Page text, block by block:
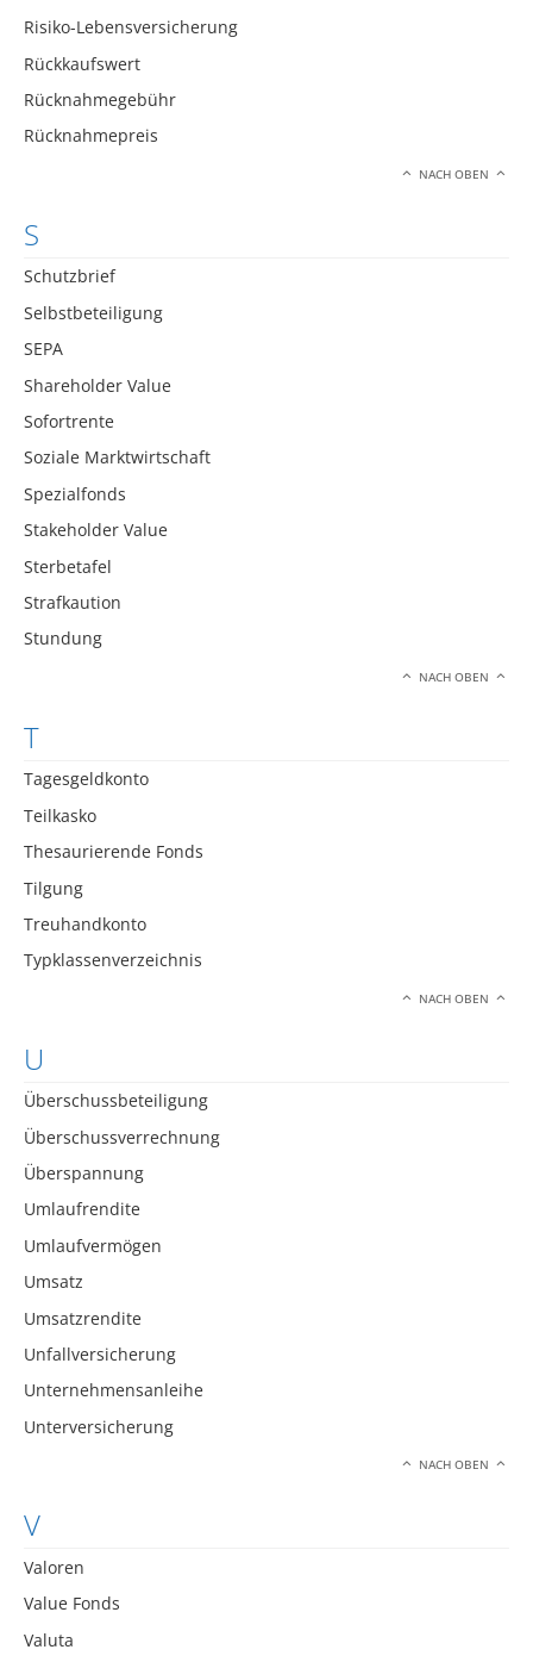
Risiko-Lebensversicherung
Rückkaufswert
Rücknahmegebühr
Rücknahmepreis
NACH OBEN
S
Schutzbrief
Selbstbeteiligung
SEPA
Shareholder Value
Sofortrente
Soziale Marktwirtschaft
Spezialfonds
Stakeholder Value
Sterbetafel
Strafkaution
Stundung
NACH OBEN
T
Tagesgeldkonto
Teilkasko
Thesaurierende Fonds
Tilgung
Treuhandkonto
Typklassenverzeichnis
NACH OBEN
U
Überschussbeteiligung
Überschussverrechnung
Überspannung
Umlaufrendite
Umlaufvermögen
Umsatz
Umsatzrendite
Unfallversicherung
Unternehmensanleihe
Unterversicherung
NACH OBEN
V
Valoren
Value Fonds
Valuta